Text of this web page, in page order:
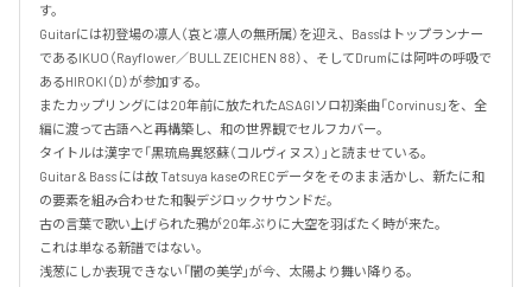
す。
Guitarには初登場の凛人（哀と凛人の無所属）を迎え、Bassはトップランナー
であるIKUO（Rayflower／BULL ZEICHEN 88）、そしてDrumには阿吽の呼吸で
あるHIROKI（D）が参加する。
またカップリングには20年前に放たれたASAGIソロ初楽曲「Corvinus」を、全
編に渡って古語へと再構築し、和の世界観でセルフカバー。
タイトルは漢字で「黒琉烏異怒蘇（コルヴィヌス）」と読ませている。
Guitar & Bass には故 Tatsuya kaseのRECデータをそのまま活かし、新たに和
の要素を組み合わせた和製デジロックサウンドだ。
古の言葉で歌い上げられた鴉が20年ぶりに大空を羽ばたく時が来た。
これは単なる新譜ではない。
浅葱にしか表現できない「闇の美学」が今、太陽より舞い降りる。